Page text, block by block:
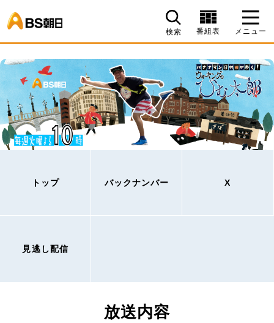
検索 番組表 メニュー
トップ バックナンバー X
見逃し配信
放送内容